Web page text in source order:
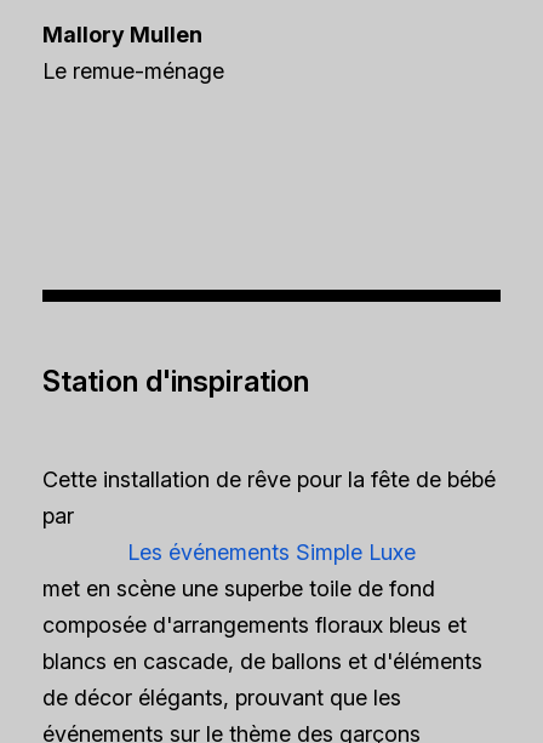
Mallory Mullen
Le remue-ménage
Station d'inspiration
Cette installation de rêve pour la fête de bébé
par
Les événements Simple Luxe
met en scène une superbe toile de fond
composée d'arrangements floraux bleus et
blancs en cascade, de ballons et d'éléments
de décor élégants, prouvant que les
événements sur le thème des garçons